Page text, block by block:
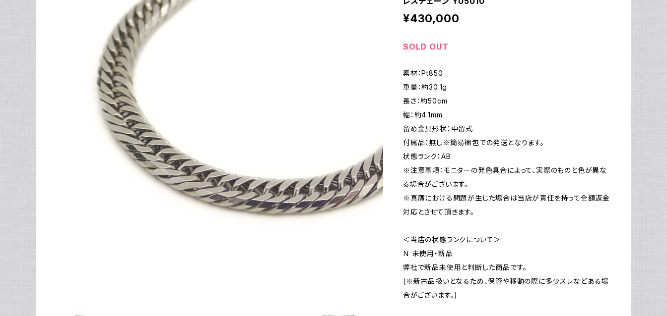
¥430,000
SOLD OUT
素材：Pt850
重量：約30.1g
長さ：約50cm
幅：約4.1mm
留め金具形状：中留式
付属品：無し※簡易梱包での発送となります。
状態ランク：AB
※注意事項：モニターの発色具合によって、実際のものと色が異な
る場合がございます。
※真贋における問題が生じた場合は当店が責任を持って全額返金
対応とさせて頂きます。
＜当店の状態ランクについて＞
Ｎ 未使用・新品
弊社で新品未使用と判断した商品です。
(※新古品扱いとなるため、保管や移動の際に多少スレなどある場
合がございます。)